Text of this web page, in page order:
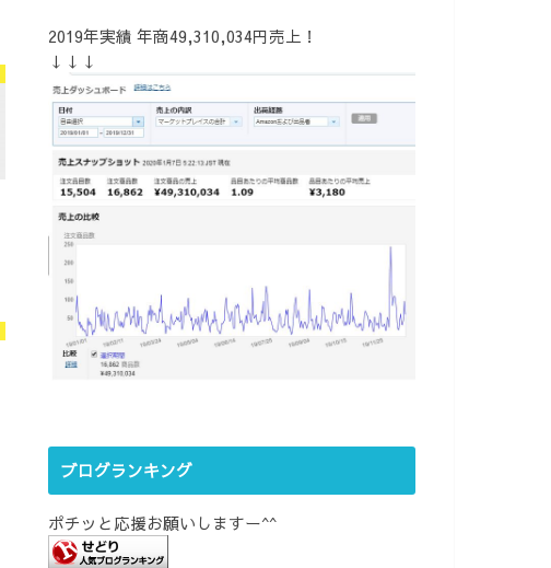
2019年実績 年商49,310,034円売上！
↓↓↓
ブログランキング
ポチッと応援お願いしますー^^